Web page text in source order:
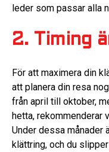
leder som passar alla
2. Timing
För att maximera din
att planera din resa
från april till oktober,
hetta, rekommenderar
Under dessa månader
klättring, och du